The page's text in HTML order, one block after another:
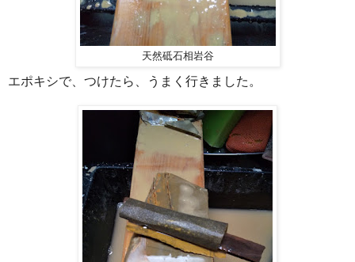
天然砥石相岩谷
エポキシで、つけたら、うまく行きました。